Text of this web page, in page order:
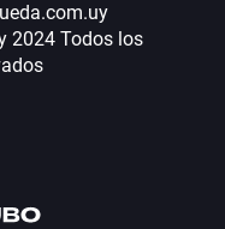
2024 Todos los